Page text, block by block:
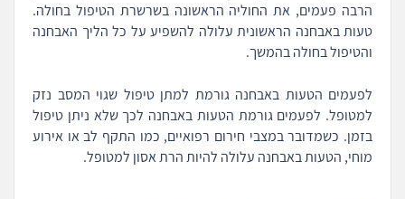
הרבה פעמים, את החוליה הראשונה בשרשרת הטיפול בחולה.
טעות באבחנה הראשונית עלולה להשפיע על כל הליך האבחנה
והטיפול בחולה בהמשך.
לפעמים הטעות באבחנה גורמת למתן טיפול שגוי המסב נזק
למטופל. לפעמים גורמת הטעות באבחנה לכך שלא ניתן טיפול
בזמן. כשמדובר במצבי חירום רפואיים, כמו התקף לב או אירוע
מוחי, הטעות באבחנה עלולה להיות הרת אסון למטופל.